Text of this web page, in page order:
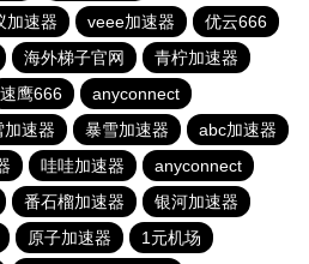
加速器 veee加速器
优云666
海外梯子官网
青柠加速器
速鹰666
anyconnect
加速器 暴雪加速器
abc加速器
哇哇加速器
anyconnect
番石榴加速器
银河加速器
原子加速器 1元机场